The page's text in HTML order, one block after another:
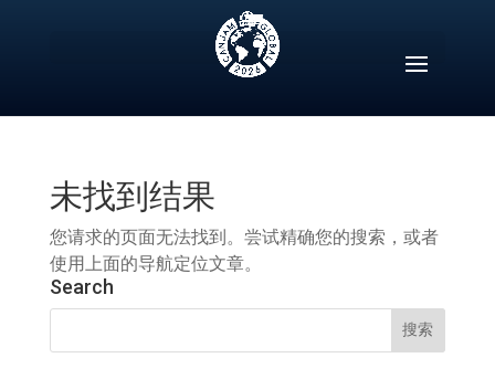
未找到结果
您请求的页面无法找到。尝试精确您的搜索，或者
使用上面的导航定位文章。
Search
搜